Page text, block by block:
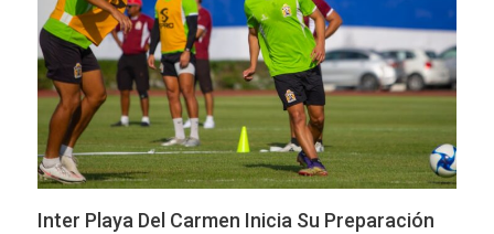
Inter Playa Del Carmen Inicia Su Preparación